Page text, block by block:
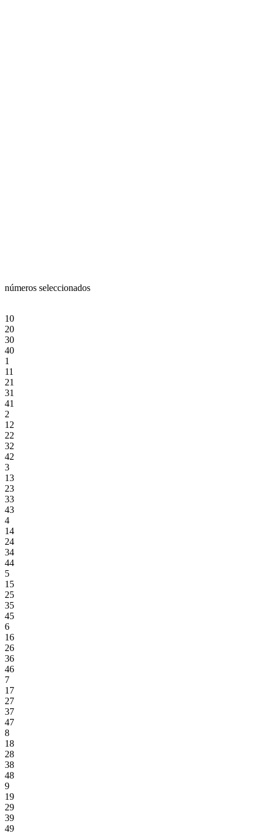
números seleccionados
10
20
30
40
1
11
21
31
41
2
12
22
32
42
3
13
23
33
43
4
14
24
34
44
5
15
25
35
45
6
16
26
36
46
7
17
27
37
47
8
18
28
38
48
9
19
29
39
49